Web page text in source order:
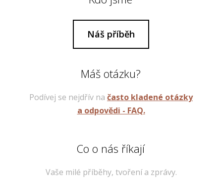
Náš příběh
Máš otázku?
Podívej se nejdřív na často kladené otázky
a odpovědi - FAQ.
Co o nás říkají
Vaše milé příběhy, tvoření a zprávy.